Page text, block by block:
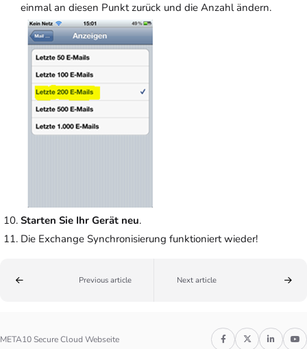
einmal an diesen Punkt zurück und die Anzahl ändern.
Starten Sie Ihr Gerät neu.
Die Exchange Synchronisierung funktioniert wieder!
Previous article Next article
META10 Secure Cloud Webseite